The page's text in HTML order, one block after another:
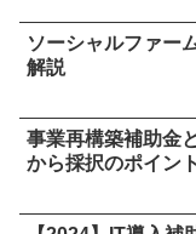
ソーシャルファー
解説
事業再構築補助金
から採択のポイン